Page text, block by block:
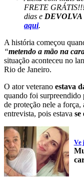
FRETE
dias e DEVOLVA
aqui.
A história começou
“metendo a mão na
situação aconteceu no
Rio de Janeiro.
O ator veterano estava
quando foi surpreendido
de proteção nele a
entrevista, pois estava se